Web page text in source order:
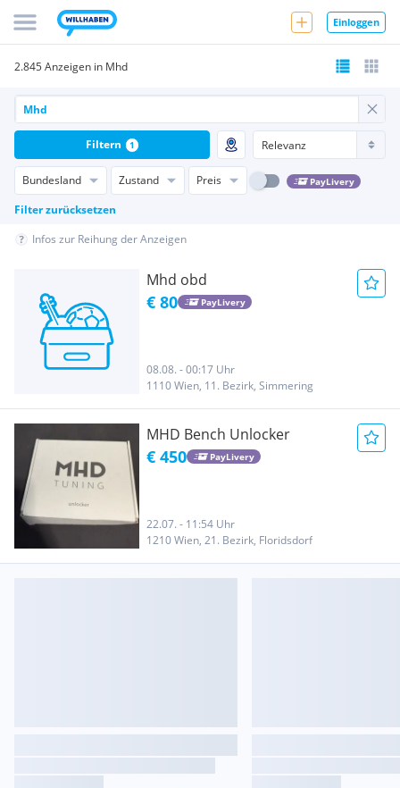
Einloggen
2.845 Anzeigen in Mhd
Bundesland Zustand Preis PayLivery
Filter zurücksetzen
Filtern 1
Infos zur Reihung der Anzeigen
Mhd obd
€ 80 PayLivery
08.08. - 00:17 Uhr
1110 Wien, 11. Bezirk, Simmering
MHD Bench Unlocker
€ 450 PayLivery
22.07. - 11:54 Uhr
1210 Wien, 21. Bezirk, Floridsdorf